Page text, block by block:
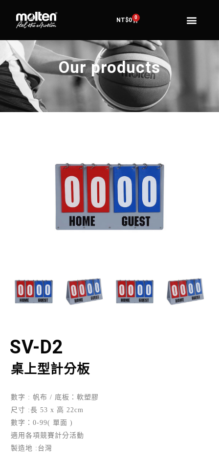
NT$0 0
Our products
SV-D2
桌上型計分板
數字 : 帆布 / 底板：軟塑膠
尺寸 :長 53 x 高 22cm
數字：0-99( 單面 )
適用各項競賽計分活動
製造地 :台灣